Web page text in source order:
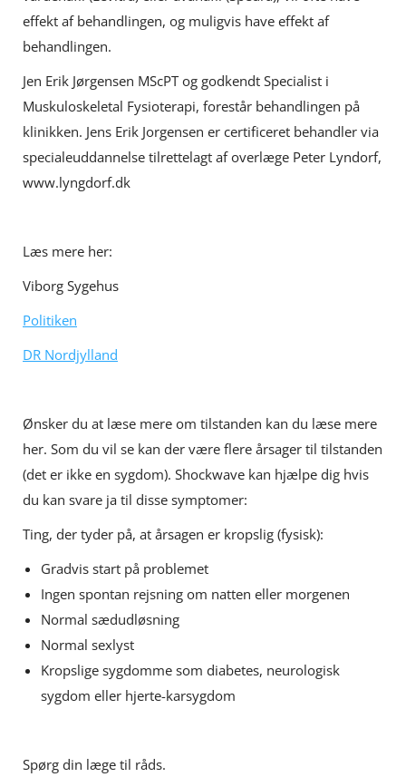
effekt af behandlingen, og muligvis have effekt af
behandlingen.
Jen Erik Jørgensen MScPT og godkendt Specialist i
Muskuloskeletal Fysioterapi, forestår behandlingen på
klinikken. Jens Erik Jorgensen er certificeret behandler via
specialeuddannelse tilrettelagt af overlæge Peter Lyndorf,
www.lyngdorf.dk
Læs mere her:
Viborg Sygehus
Politiken
DR Nordjylland
Ønsker du at læse mere om tilstanden kan du læse mere
her. Som du vil se kan der være flere årsager til tilstanden
(det er ikke en sygdom). Shockwave kan hjælpe dig hvis
du kan svare ja til disse symptomer:
Ting, der tyder på, at årsagen er kropslig (fysisk):
Gradvis start på problemet
Ingen spontan rejsning om natten eller morgenen
Normal sædudløsning
Normal sexlyst
Kropslige sygdomme som diabetes, neurologisk
sygdom eller hjerte-karsygdom
Spørg din læge til råds.